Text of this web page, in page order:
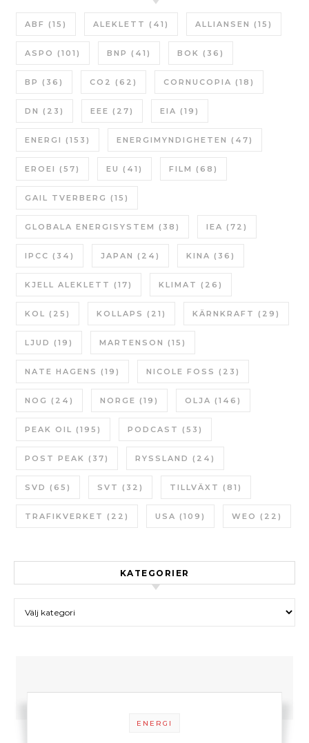
ABF (15) ALEKLETT (41) ALLIANSEN (15)
ASPO (101) BNP (41) BOK (36)
BP (36) CO2 (62) CORNUCOPIA (18)
DN (23) EEE (27) EIA (19)
ENERGI (153) ENERGIMYNDIGHETEN (47)
EROEI (57) EU (41) FILM (68)
GAIL TVERBERG (15)
GLOBALA ENERGISYSTEM (38) IEA (72)
IPCC (34) JAPAN (24) KINA (36)
KJELL ALEKLETT (17) KLIMAT (26)
KOL (25) KOLLAPS (21) KÄRNKRAFT (29)
LJUD (19) MARTENSON (15)
NATE HAGENS (19) NICOLE FOSS (23)
NOG (24) NORGE (19) OLJA (146)
PEAK OIL (195) PODCAST (53)
POST PEAK (37) RYSSLAND (24)
SVD (65) SVT (32) TILLVÄXT (81)
TRAFIKVERKET (22) USA (109) WEO (22)
KATEGORIER
ENERGI